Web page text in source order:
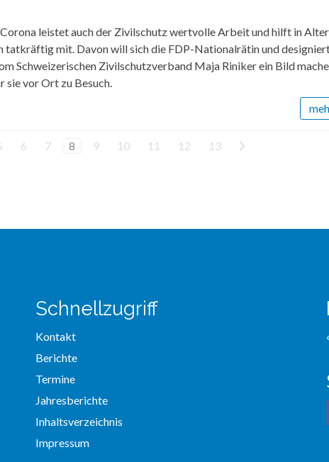
leistet auch der Zivilschutz wertvolle Arbeit und hilft in
tatkräftig mit. Davon will sich die FDP-Nationalrätin und
Schweizerischen Zivilschutzverband Maja Riniker ein Bild
vor Ort zu Besuch.
6 7 8 9 10 11 12 13 >
Schnellzugriff
Kontakt
Berichte
Termine
Jahresberichte
Inhaltsverzeichnis
Impressum